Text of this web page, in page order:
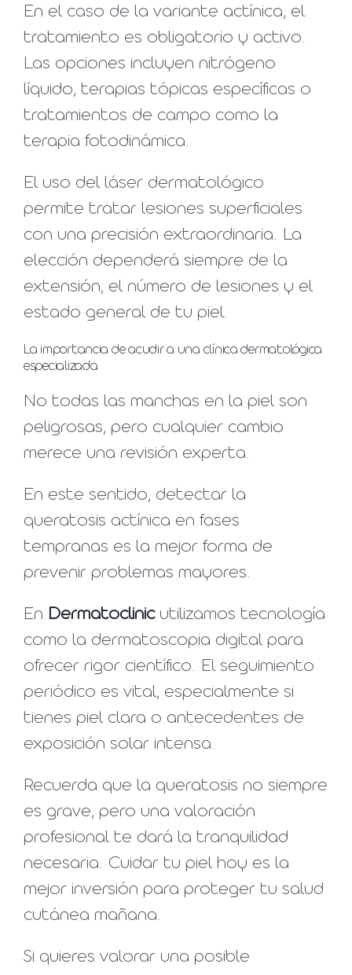
En el caso de la variante actínica, el
tratamiento es obligatorio y activo.
Las opciones incluyen nitrógeno
líquido, terapias tópicas específicas o
tratamientos de campo como la
terapia fotodinámica.
El uso del láser dermatológico
permite tratar lesiones superficiales
con una precisión extraordinaria. La
elección dependerá siempre de la
extensión, el número de lesiones y el
estado general de tu piel.
La importancia de acudir a una clínica dermatológica
especializada
No todas las manchas en la piel son
peligrosas, pero cualquier cambio
merece una revisión experta.
En este sentido, detectar la
queratosis actínica en fases
tempranas es la mejor forma de
prevenir problemas mayores.
En Dermatoclinicutilizamos tecnología
como la dermatoscopia digital para
ofrecer rigor científico. El seguimiento
periódico es vital, especialmente si
tienes piel clara o antecedentes de
exposición solar intensa.
Recuerda que la queratosis no siempre
es grave, pero una valoración
profesional te dará la tranquilidad
necesaria. Cuidar tu piel hoy es la
mejor inversión para proteger tu salud
cutánea mañana.
Si quieres valorar una posible